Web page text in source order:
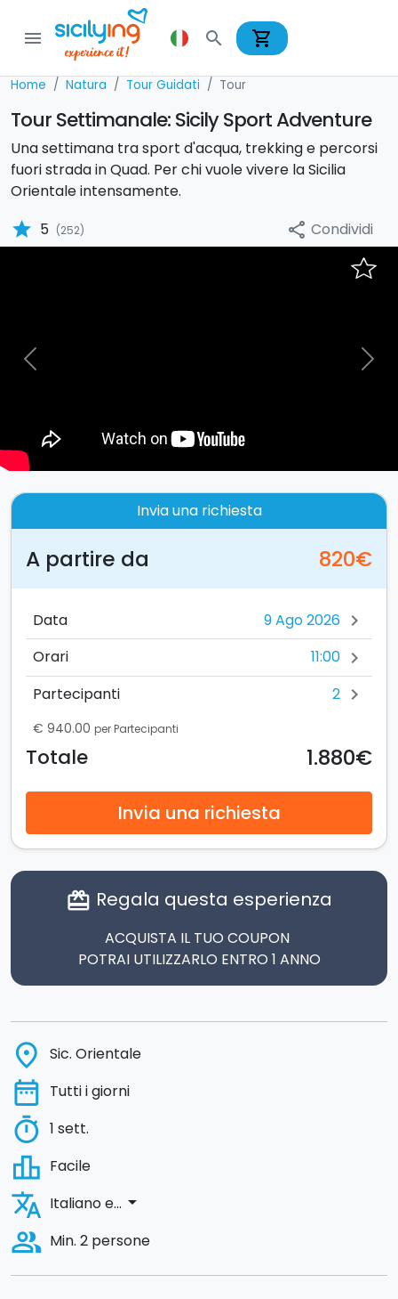
menu search shopping_cart
Home Natura Tour Guidati Tour
Tour Settimanale: Sicily Sport Adventure
Una settimana tra sport d'acqua, trekking e percorsi
fuori strada in Quad. Per chi vuole vivere la Sicilia
Orientale intensamente.
star 5 (252) share Condividi
Previous Next
Invia una richiesta
A partire da 820€
Data chevron_right
Orari 11:00 chevron_right
Partecipanti 2 chevron_right
€ 940.00 per Partecipanti
Totale 1.880€
Invia una richiesta
card_giftcard Regala questa esperienza
ACQUISTA IL TUO COUPON
POTRAI UTILIZZARLO ENTRO 1 ANNO
place Sic. Orientale
date_range Tutti i giorni
timer 1 sett.
leaderboard Facile
translate Italiano e... arrow_drop_down
people_alt Min. 2 persone